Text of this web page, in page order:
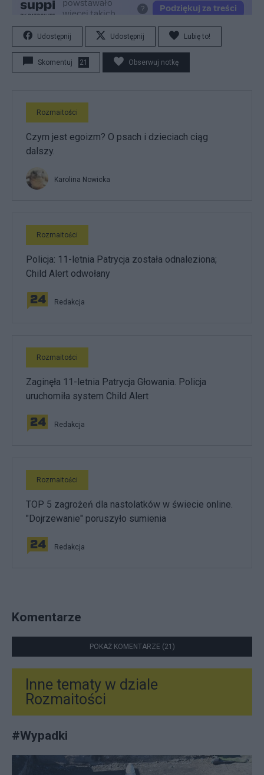
Udostępnij Udostępnij Lubię to!
Skomentuj 21 Obserwuj notkę
Rozmaitości
Czym jest egoizm? O psach i dzieciach ciąg
dalszy.
Karolina Nowicka
Rozmaitości
Policja: 11-letnia Patrycja została odnaleziona;
Child Alert odwołany
Redakcja
Rozmaitości
Zaginęła 11-letnia Patrycja Głowania. Policja
uruchomiła system Child Alert
Redakcja
Rozmaitości
TOP 5 zagrożeń dla nastolatków w świecie online.
"Dojrzewanie" poruszyło sumienia
Redakcja
Komentarze
POKAŻ KOMENTARZE (21)
Inne tematy w dziale
Rozmaitości
#Wypadki